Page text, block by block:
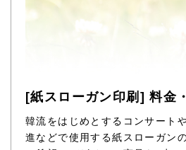
[紙スローガン印刷] 料金
韓流をはじめとするコンサート
進などで使用する紙スローガン